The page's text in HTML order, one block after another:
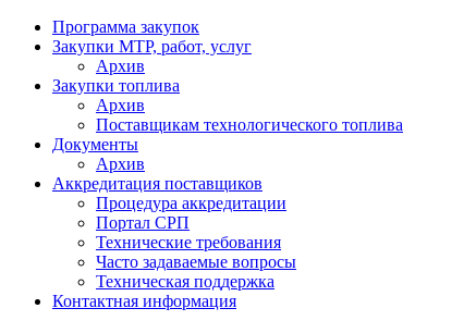
Программа закупок
Закупки МТР, работ, услуг
Архив
Закупки топлива
Архив
Поставщикам технологического топлива
Документы
Архив
Аккредитация поставщиков
Процедура аккредитации
Портал СРП
Технические требования
Часто задаваемые вопросы
Техническая поддержка
Контактная информация